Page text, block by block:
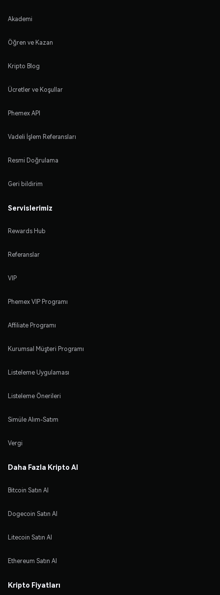
Akademi
Öğren ve Kazan
Kripto Blog
Ücretler ve Koşullar
Phemex API
Vadeli İşlem Referansları
Resmi Doğrulama
Geri bildirim
Servislerimiz
Rewards Hub
Referanslar
VIP
Phemex VIP Programı
Affiliate Programı
Kurumsal Müşteri Programı
Listeleme Uygulaması
Listeleme Önerileri
Simüle Alım-Satım
Vergi
Daha Fazla Kripto Al
Bitcoin Satın Al
Dogecoin Satın Al
Litecoin Satın Al
Ethereum Satın Al
Kripto Fiyatları